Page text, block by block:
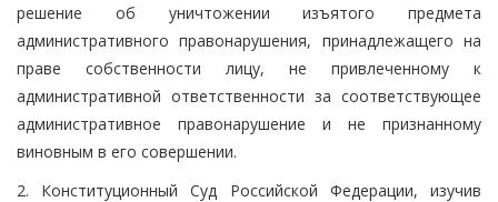
решение об уничтожении изъятого предмета
административного правонарушения, принадлежащего на
праве собственности лицу, не привлеченному к
административной ответственности за соответствующее
административное правонарушение и не признанному
виновным в его совершении.
2. Конституционный Суд Российской Федерации, изучив